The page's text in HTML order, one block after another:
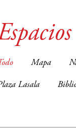
Mapa
Lasala